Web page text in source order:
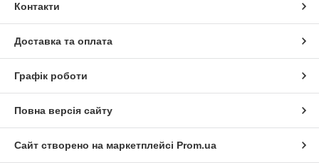
Контакти
Доставка та оплата
Графік роботи
Повна версія сайту
Сайт створено на маркетплейсі Prom.ua